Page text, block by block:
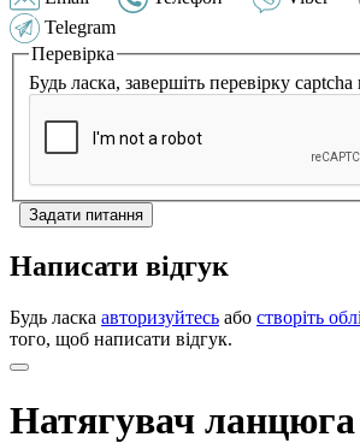
Telegram
Перевірка
Будь ласка, завершіть перевірку
Задати питання
Написати відгук
Будь ласка авторизуйтесь або створіть
того, щоб написати відгук.
Натягувач